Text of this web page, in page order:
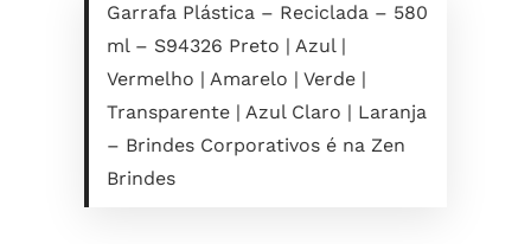
Garrafa Plástica – Reciclada – 580
ml – S94326 Preto | Azul |
Vermelho | Amarelo | Verde |
Transparente | Azul Claro | Laranja
– Brindes Corporativos é na Zen
Brindes